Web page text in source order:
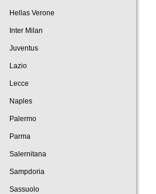
Hellas Verone
Inter Milan
Juventus
Lazio
Lecce
Naples
Palermo
Parma
Salernitana
Sampdoria
Sassuolo